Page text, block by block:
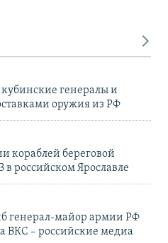
генералы и
оружия из РФ
кораблей береговой
российском Ярославле
генерал-майор армии РФ
ВКС – российские медиа